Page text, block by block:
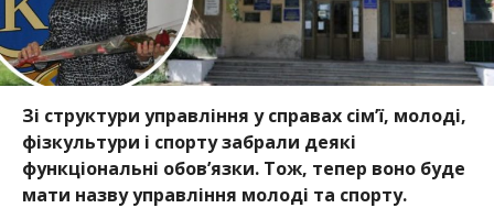
Зі структури управління у справах сім’ї, молоді,
фізкультури і спорту забрали деякі
функціональні обов’язки. Тож, тепер воно буде
мати назву управління молоді та спорту.